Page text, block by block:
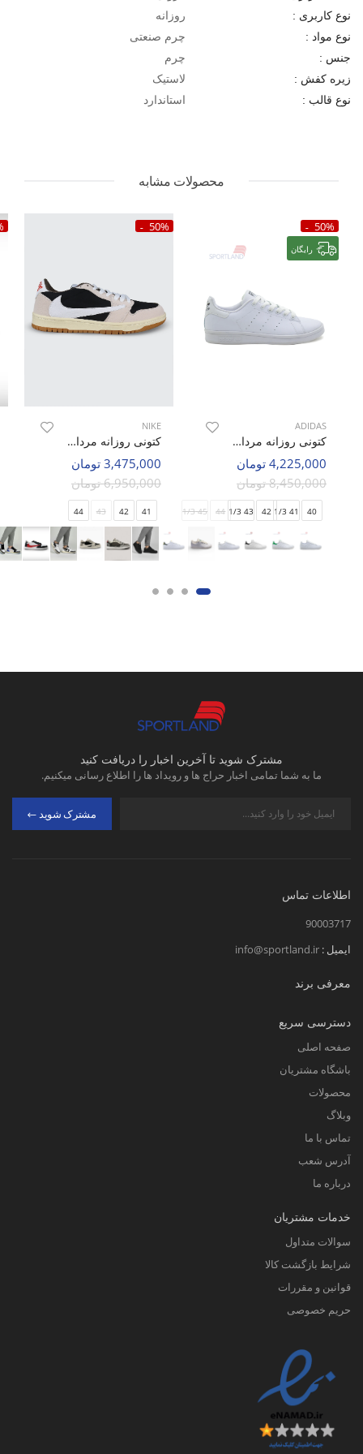
نوع کاربری : روزانه
نوع مواد : چرم صنعتی
جنس : چرم
زیره کفش : لاستیک
نوع قالب : استاندارد
محصولات مشابه
50%
رایگان
ADIDAS
کتونی روزانه مردانه آدیداس Adidas Stan Smith Recon M
4,225,000 تومان
8,450,000 تومان
40
41 1/3
42
43 1/3
44
45 1/3
50%
NIKE
کتونی روزانه مردانه نایک Nike Jordan 1 Low Travis Scott M
3,475,000 تومان
6,950,000 تومان
41
42
43
44
مشترک شوید تا آخرین اخبار را دریافت کنید
ما به شما تمامی اخبار حراج ها و رویداد ها را اطلاع رسانی میکنیم.
مشترک شوید
اطلاعات تماس
90003717
ایمیل : info@sportland.ir
معرفی برند
دسترسی سریع
صفحه اصلی
باشگاه مشتریان
محصولات
وبلاگ
تماس با ما
آدرس شعب
درباره ما
خدمات مشتریان
سوالات متداول
شرایط بازگشت کالا
قوانین و مقررات
حریم خصوصی